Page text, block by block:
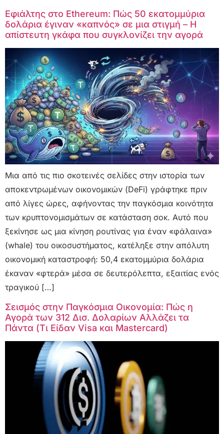
Εφιάλτης στο Ethereum: Πώς 50 εκατομμύρια
δολάρια έγιναν «καπνός» σε μια στιγμή – Η
απίστευτη γκάφα που συγκλονίζει την αγορά
Μια από τις πιο σκοτεινές σελίδες στην ιστορία των
αποκεντρωμένων οικονομικών (DeFi) γράφτηκε πριν
από λίγες ώρες, αφήνοντας την παγκόσμια κοινότητα
των κρυπτονομισμάτων σε κατάσταση σοκ. Αυτό που
ξεκίνησε ως μια κίνηση ρουτίνας για έναν «φάλαινα»
(whale) του οικοσυστήματος, κατέληξε στην απόλυτη
οικονομική καταστροφή: 50,4 εκατομμύρια δολάρια
έκαναν «φτερά» μέσα σε δευτερόλεπτα, εξαιτίας ενός
τραγικού […]
Σεισμός στην Παγκόσμια Οικονομία: Πώς η
Αγορά των 312 Δισ. Δολαρίων Αλλάζει τα
Πάντα (Τι Είδαν Visa και Mastercard)